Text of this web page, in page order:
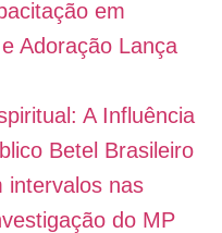
em
Adoração Lança
A Influência
Betel Brasileiro
intervalos nas
do MP